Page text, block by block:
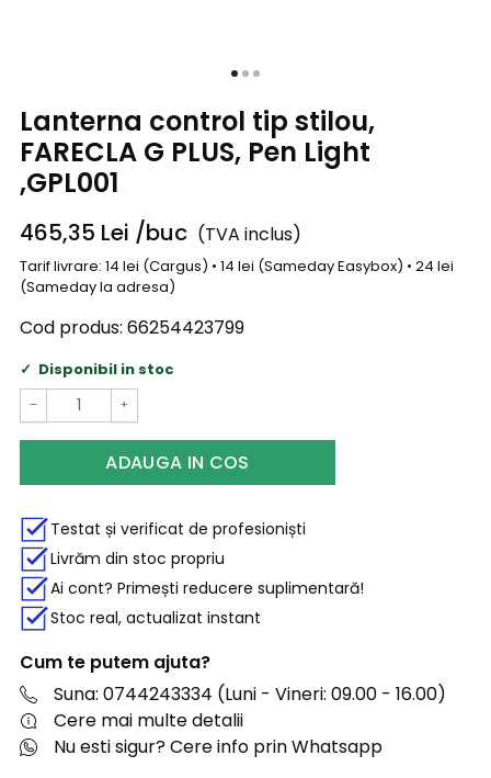
Lanterna control tip stilou,
FARECLA G PLUS, Pen Light
,GPL001
465,35 Lei /buc (TVA inclus)
Tarif livrare: 14 lei (Cargus) • 14 lei (Sameday Easybox) • 24 lei
(Sameday la adresa)
Cod produs: 66254423799
Disponibil in stoc
− +
ADAUGA IN COS
Testat și verificat de profesioniști
Livrăm din stoc propriu
Ai cont? Primești reducere suplimentară!
Stoc real, actualizat instant
Cum te putem ajuta?
Suna: 0744243334 (Luni - Vineri: 09.00 - 16.00)
Cere mai multe detalii
Nu esti sigur? Cere info prin Whatsapp